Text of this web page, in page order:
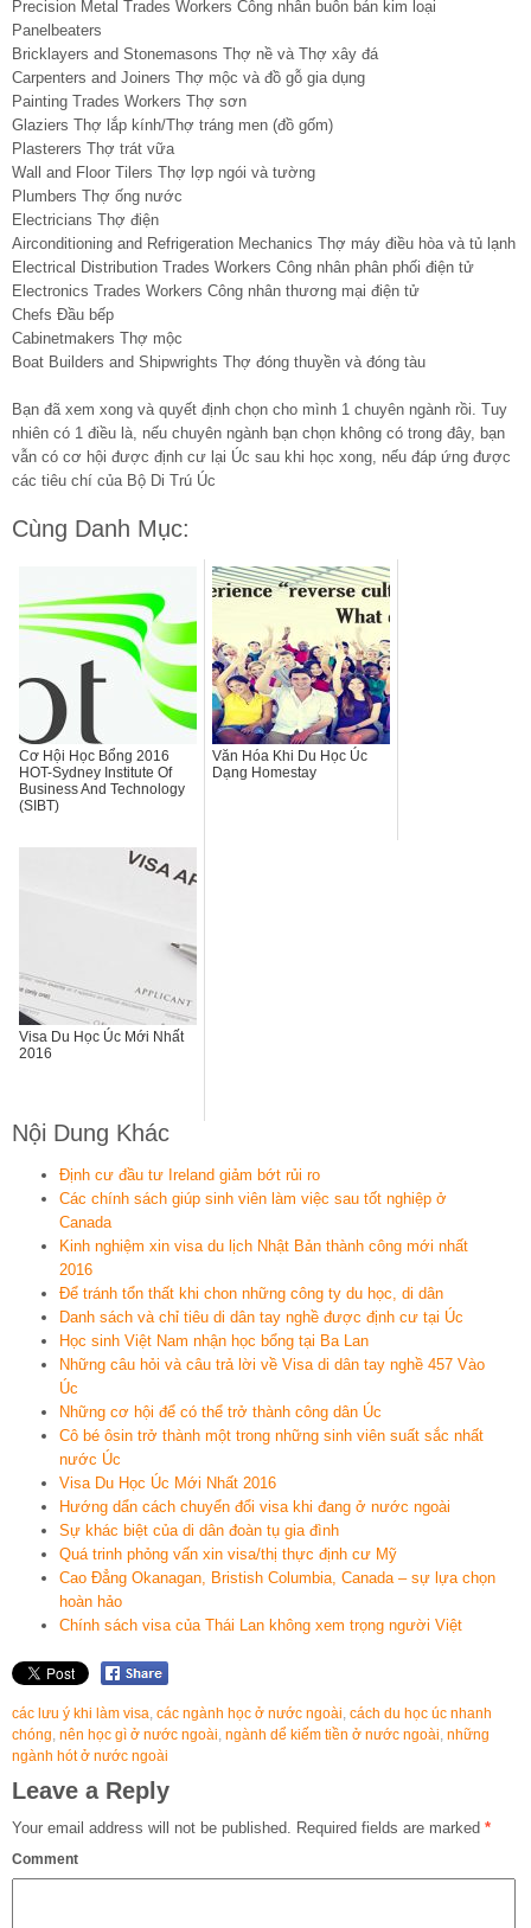
Precision Metal Trades Workers Công nhân buôn bán kim loại
Panelbeaters
Bricklayers and Stonemasons Thợ nề và Thợ xây đá
Carpenters and Joiners Thợ mộc và đồ gỗ gia dụng
Painting Trades Workers Thợ sơn
Glaziers Thợ lắp kính/Thợ tráng men (đồ gốm)
Plasterers Thợ trát vữa
Wall and Floor Tilers Thợ lợp ngói và tường
Plumbers Thợ ống nước
Electricians Thợ điện
Airconditioning and Refrigeration Mechanics Thợ máy điều hòa và tủ lạnh
Electrical Distribution Trades Workers Công nhân phân phối điện tử
Electronics Trades Workers Công nhân thương mại điện tử
Chefs Đầu bếp
Cabinetmakers Thợ mộc
Boat Builders and Shipwrights Thợ đóng thuyền và đóng tàu
Bạn đã xem xong và quyết định chọn cho mình 1 chuyên ngành rồi. Tuy
nhiên có 1 điều là, nếu chuyên ngành bạn chọn không có trong đây, bạn
vẫn có cơ hội được định cư lại Úc sau khi học xong, nếu đáp ứng được
các tiêu chí của Bộ Di Trú Úc
Cùng Danh Mục:
Cơ Hội Học Bổng 2016
HOT-Sydney Institute Of
Business And Technology
(SIBT)
Văn Hóa Khi Du Học Úc
Dạng Homestay
Visa Du Học Úc Mới Nhất
2016
Nội Dung Khác
Định cư đầu tư Ireland giảm bớt rủi ro
Các chính sách giúp sinh viên làm việc sau tốt nghiệp ở
Canada
Kinh nghiệm xin visa du lịch Nhật Bản thành công mới nhất
2016
Để tránh tổn thất khi chon những công ty du học, di dân
Danh sách và chỉ tiêu di dân tay nghề được định cư tại Úc
Học sinh Việt Nam nhận học bổng tại Ba Lan
Những câu hỏi và câu trả lời về Visa di dân tay nghề 457 Vào
Úc
Những cơ hội để có thể trở thành công dân Úc
Cô bé ôsin trở thành một trong những sinh viên suất sắc nhất
nước Úc
Visa Du Học Úc Mới Nhất 2016
Hướng dẩn cách chuyển đổi visa khi đang ở nước ngoài
Sự khác biệt của di dân đoàn tụ gia đình
Quá trinh phỏng vấn xin visa/thị thực định cư Mỹ
Cao Đẳng Okanagan, Bristish Columbia, Canada – sự lựa chọn
hoàn hảo
Chính sách visa của Thái Lan không xem trọng người Việt
các lưu ý khi làm visa, các ngành học ở nước ngoài, cách du học úc nhanh
chóng, nên học gì ở nước ngoài, ngành dể kiếm tiền ở nước ngoài, những
ngành hót ở nước ngoài
Leave a Reply
Your email address will not be published. Required fields are marked *
Comment